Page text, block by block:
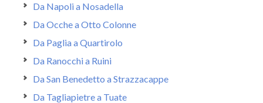
Da Napoli a Nosadella
Da Ocche a Otto Colonne
Da Paglia a Quartirolo
Da Ranocchi a Ruini
Da San Benedetto a Strazzacappe
Da Tagliapietre a Tuate